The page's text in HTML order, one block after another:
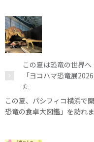
この夏は恐竜の世界へ
「ヨコハマ恐竜展
た
この夏、パシフィコ横浜で
恐竜の食卓大図鑑」を訪れ